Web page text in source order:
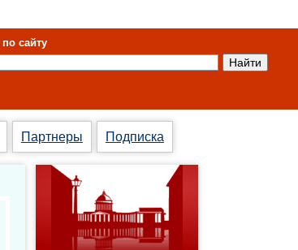
сайту
Партнеры Подписка